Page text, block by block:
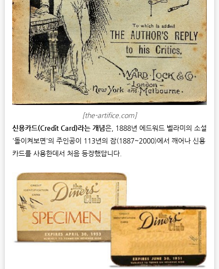
[the-artifice.com]
신용카드(Credit Card)라는 개념은, 1888년 에드워드 벨라미의 소설
'돌이켜보면'의 주인공이 113년의 잠(1887~2000)에서 깨어나 신용
카드를 사용한데서 처음 등장했답니다.